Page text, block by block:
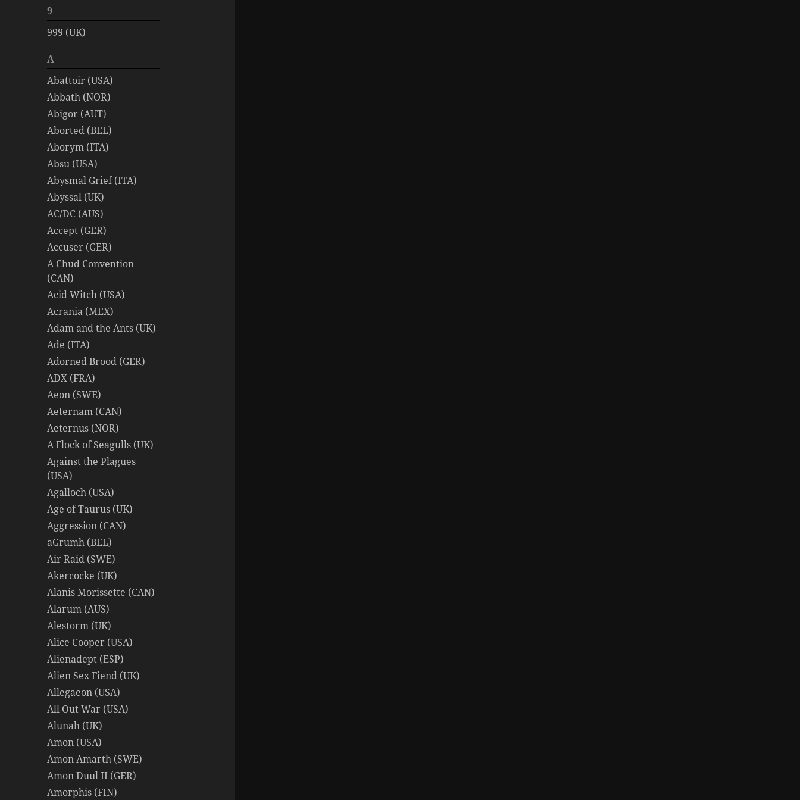
9
999 (UK)
A
Abattoir (USA)
Abbath (NOR)
Abigor (AUT)
Aborted (BEL)
Aborym (ITA)
Absu (USA)
Abysmal Grief (ITA)
Abyssal (UK)
AC/DC (AUS)
Accept (GER)
Accuser (GER)
A Chud Convention
(CAN)
Acid Witch (USA)
Acrania (MEX)
Adam and the Ants (UK)
Ade (ITA)
Adorned Brood (GER)
ADX (FRA)
Aeon (SWE)
Aeternam (CAN)
Aeternus (NOR)
A Flock of Seagulls (UK)
Against the Plagues
(USA)
Agalloch (USA)
Age of Taurus (UK)
Aggression (CAN)
aGrumh (BEL)
Air Raid (SWE)
Akercocke (UK)
Alanis Morissette (CAN)
Alarum (AUS)
Alestorm (UK)
Alice Cooper (USA)
Alienadept (ESP)
Alien Sex Fiend (UK)
Allegaeon (USA)
All Out War (USA)
Alunah (UK)
Amon (USA)
Amon Amarth (SWE)
Amon Duul II (GER)
Amorphis (FIN)